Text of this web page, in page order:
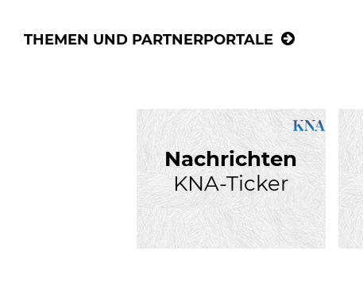
THEMEN UND PARTNERPORTALE
Nachrichten
KNA-Ticker